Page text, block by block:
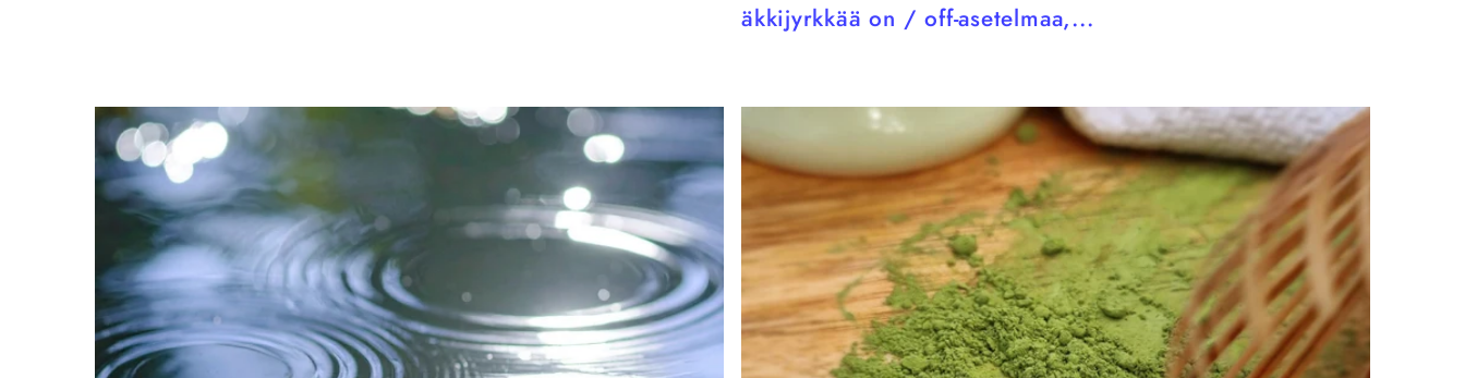
äkkijyrkkää on / off-asetelmaa,...